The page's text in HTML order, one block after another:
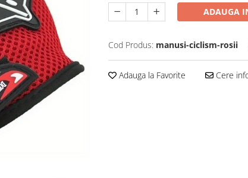
ADAUGA
Cod Produs: manusi-ciclism-rosii
Adauga la Favorite Cere